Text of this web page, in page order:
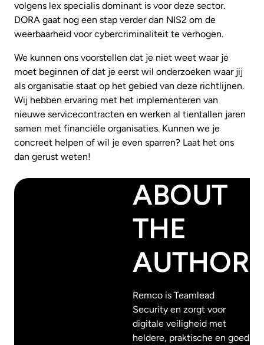
volgens lex specialis dominant is voor deze sector.
DORA gaat nog een stap verder dan NIS2 om de
weerbaarheid voor cybercriminaliteit te verhogen.
We kunnen ons voorstellen dat je niet weet waar je
moet beginnen of dat je eerst wil onderzoeken waar jij
als organisatie staat op het gebied van deze richtlijnen.
Wij hebben ervaring met het implementeren van
nieuwe servicecontracten en werken al tientallen jaren
samen met financiële organisaties. Kunnen we je
concreet helpen of wil je even sparren? Laat het ons
dan gerust weten!
ABOUT
THE
AUTHOR
Remco is Teamlead
Security en zorgt voor
digitale veiligheid met
heldere, praktische en goed